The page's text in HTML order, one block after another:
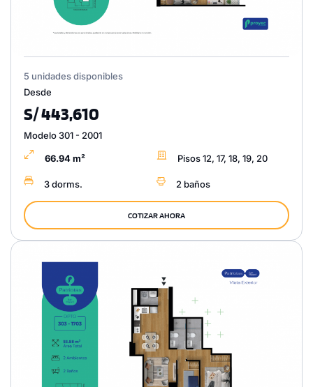
5 unidades disponibles
Desde
S/ 443,610
Modelo 301 - 2001
66.94 m² Pisos 12, 17, 18, 19, 20
3 dorms. 2 baños
COTIZAR AHORA